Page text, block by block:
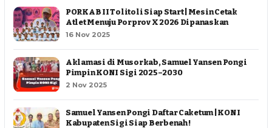
PORKAB II Tolitoli Siap Start | Mesin Cetak
Atlet Menuju Porprov X 2026 Dipanaskan
16 Nov 2025
Aklamasi di Musorkab, Samuel Yansen Pongi
Pimpin KONI Sigi 2025–2030
2 Nov 2025
Samuel Yansen Pongi Daftar Caketum | KONI
Kabupaten Sigi Siap Berbenah !